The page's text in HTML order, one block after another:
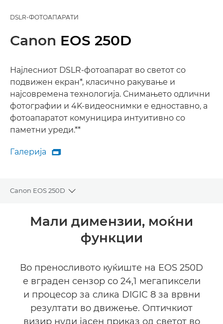
DSLR-ФОТОАПАРАТИ
Canon EOS 250D
Најлесниот DSLR-фотоапарат во светот со
подвижен екран*, класично ракување и
најсовремена технологија. Снимањето одлични
фотографии и 4K-видеоснимки е едноставно, а
фотоапаратот комуницира интуитивно со
паметни уреди.**
Галерија
Галерија

Canon EOS 250D
Toggle breadcrumbs
Преглед
Галерија
Мали димензии, моќни
функции
Во преносливото куќиште на EOS 250D
е вграден сензор со 24,1 мегапиксели
и процесор за слика DIGIC 8 за врвни
резултати во движење. Оптичкиот
визир нуди јасен приказ од светот во